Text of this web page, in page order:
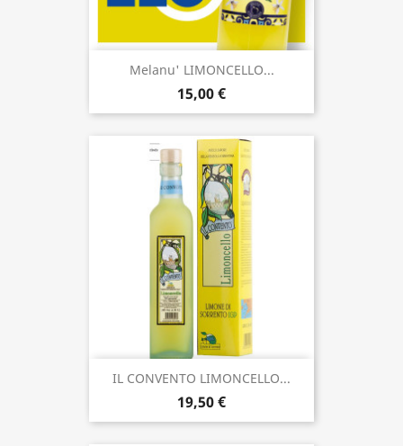
Melanu' LIMONCELLO...
15,00 €
IL CONVENTO LIMONCELLO...
19,50 €